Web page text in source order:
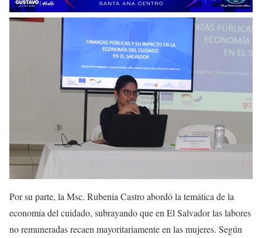
Por su parte, la Msc. Rubenia Castro abordó la temática de la
economía del cuidado, subrayando que en El Salvador las labores
no remuneradas recaen mayoritariamente en las mujeres. Según